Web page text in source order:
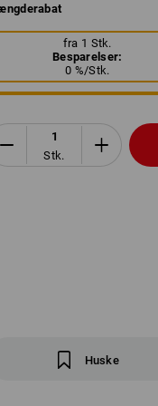
fra 1 Stk.
Besparelser:
0 %/Stk.
Stk.
Huske